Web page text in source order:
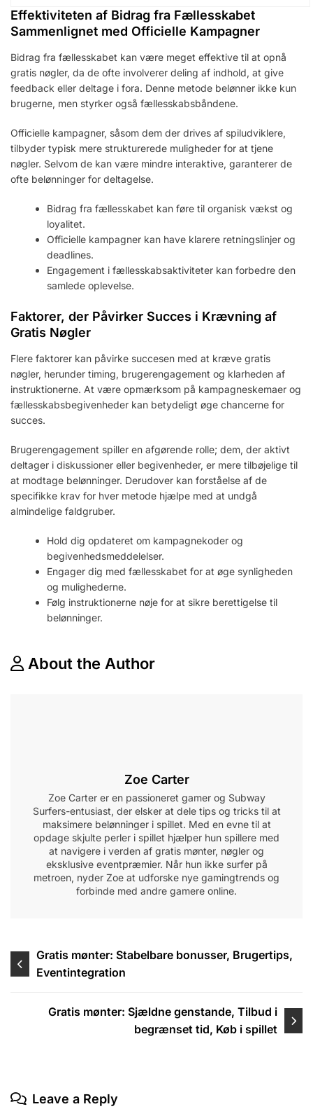
Effektiviteten af Bidrag fra Fællesskabet
Sammenlignet med Officielle Kampagner
Bidrag fra fællesskabet kan være meget effektive til at opnå
gratis nøgler, da de ofte involverer deling af indhold, at give
feedback eller deltage i fora. Denne metode belønner ikke kun
brugerne, men styrker også fællesskabsbåndene.
Officielle kampagner, såsom dem der drives af spiludviklere,
tilbyder typisk mere strukturerede muligheder for at tjene
nøgler. Selvom de kan være mindre interaktive, garanterer de
ofte belønninger for deltagelse.
Bidrag fra fællesskabet kan føre til organisk vækst og
loyalitet.
Officielle kampagner kan have klarere retningslinjer og
deadlines.
Engagement i fællesskabsaktiviteter kan forbedre den
samlede oplevelse.
Faktorer, der Påvirker Succes i Krævning af
Gratis Nøgler
Flere faktorer kan påvirke succesen med at kræve gratis
nøgler, herunder timing, brugerengagement og klarheden af
instruktionerne. At være opmærksom på kampagneskemaer og
fællesskabsbegivenheder kan betydeligt øge chancerne for
succes.
Brugerengagement spiller en afgørende rolle; dem, der aktivt
deltager i diskussioner eller begivenheder, er mere tilbøjelige til
at modtage belønninger. Derudover kan forståelse af de
specifikke krav for hver metode hjælpe med at undgå
almindelige faldgruber.
Hold dig opdateret om kampagnekoder og
begivenhedsmeddelelser.
Engager dig med fællesskabet for at øge synligheden
og mulighederne.
Følg instruktionerne nøje for at sikre berettigelse til
belønninger.
About the Author
Zoe Carter
Zoe Carter er en passioneret gamer og Subway
Surfers-entusiast, der elsker at dele tips og tricks til at
maksimere belønninger i spillet. Med en evne til at
opdage skjulte perler i spillet hjælper hun spillere med
at navigere i verden af gratis mønter, nøgler og
eksklusive eventpræmier. Når hun ikke surfer på
metroen, nyder Zoe at udforske nye gamingtrends og
forbinde med andre gamere online.
Post
navigation
Gratis mønter: Stabelbare bonusser, Brugertips,
Eventintegration
Gratis mønter: Sjældne genstande, Tilbud i
begrænset tid, Køb i spillet
Leave a Reply